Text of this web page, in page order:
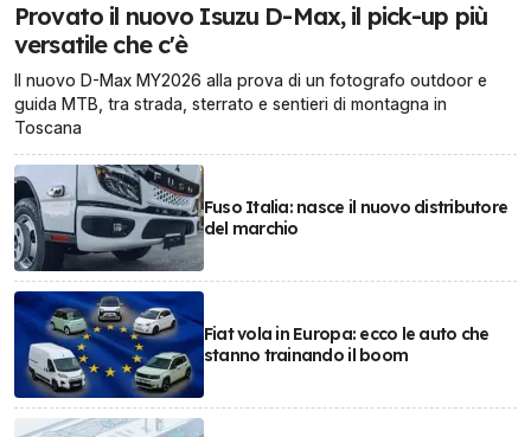
Provato il nuovo Isuzu D-Max, il pick-up più
versatile che c'è
Il nuovo D-Max MY2026 alla prova di un fotografo outdoor e
guida MTB, tra strada, sterrato e sentieri di montagna in
Toscana
Fuso Italia: nasce il nuovo distributore
del marchio
Fiat vola in Europa: ecco le auto che
stanno trainando il boom